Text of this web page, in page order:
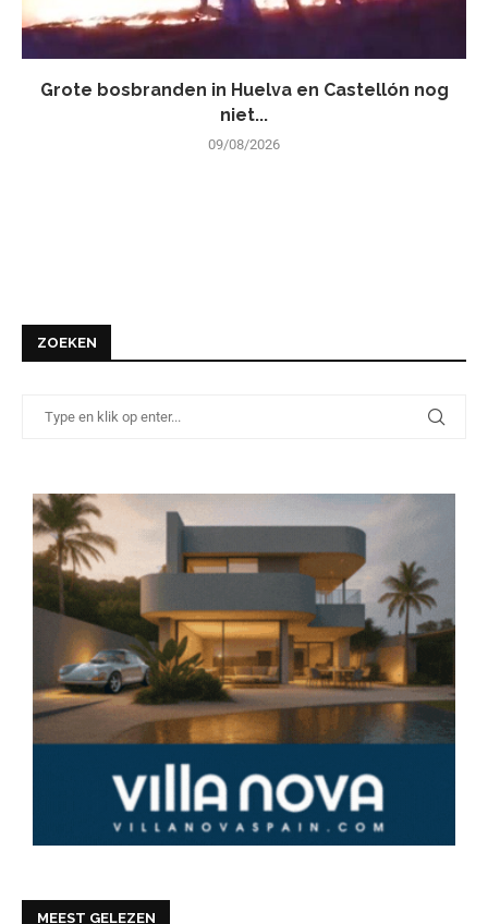
Grote bosbranden in Huelva en Castellón nog
niet...
09/08/2026
ZOEKEN
MEEST GELEZEN